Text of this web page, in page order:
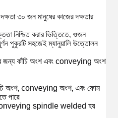
৩০ জন মানুষের কাজের দক্ষতার
নিশ্চিত করার ভিত্তিতে, ওজন
পুকুরটি সহজেই ম্যানুয়ালি উত্তোলন
জন্য কাঁচি অংশ এবং conveying অংশ
অংশ, conveying অংশ, এবং ফোম
পারে
conveying spindle welded হয়